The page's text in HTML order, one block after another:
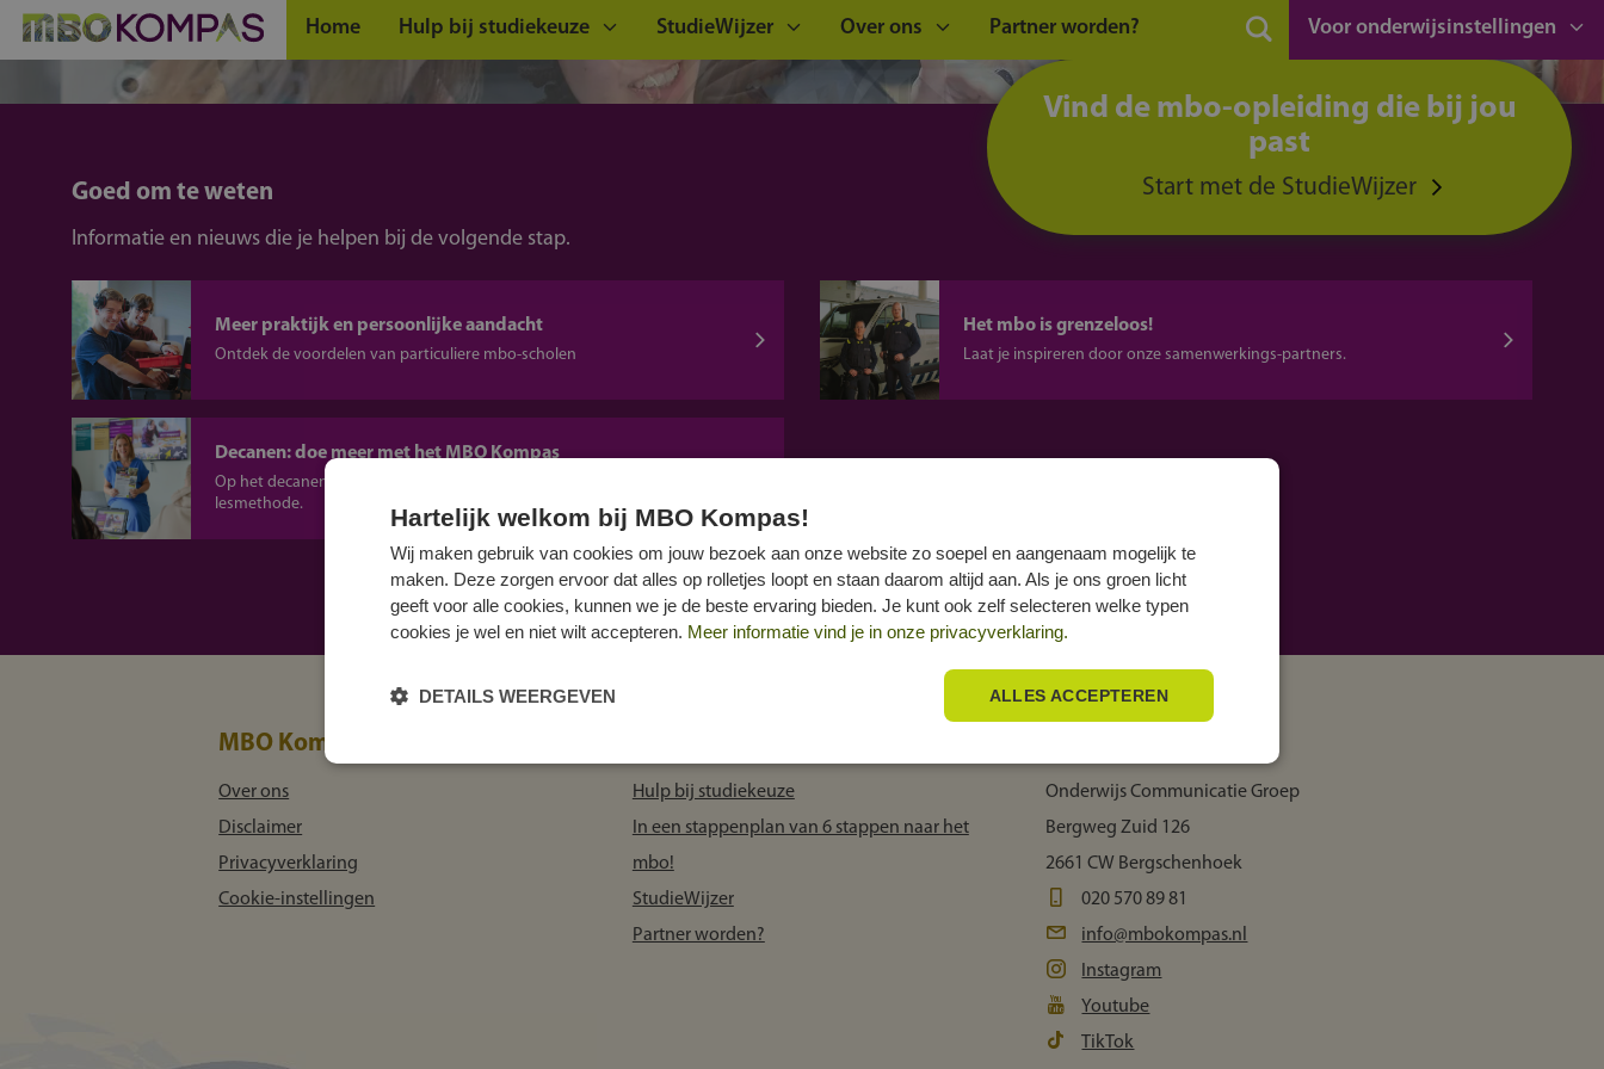
Home Hulp bij studiekeuze StudieWijzer Over ons Voor onderwijsinstellingen
Partner worden?
Vind de mbo-opleiding die bij jou
past
Start met de StudieWijzer
Goed om te weten
Informatie en nieuws die je helpen bij de volgende stap.
Meer praktijk en persoonlijke aandacht
Ontdek de voordelen van particuliere mbo-scholen
Het mbo is grenzeloos!
Laat je inspireren door onze samenwerkings-partners.
Decanen: doe meer met het MBO Kompas
Op het decanenportal vind je nuttige informatie en de digitale
lesmethode.
MBO Kompas
Over ons
Disclaimer
Privacyverklaring
Cookie-instellingen
Hulp bij studiekeuze
In een stappenplan van 6 stappen naar het
mbo!
StudieWijzer
Partner worden?
Onderwijs Communicatie Groep
Bergweg Zuid 126
2661 CW Bergschenhoek
020 570 89 81
info@mbokompas.nl
Instagram
Youtube
TikTok
Hartelijk welkom bij MBO Kompas!
Wij maken gebruik van cookies om jouw bezoek aan onze website zo soepel en aangenaam mogelijk te
maken. Deze zorgen ervoor dat alles op rolletjes loopt en staan daarom altijd aan. Als je ons groen licht
geeft voor alle cookies, kunnen we je de beste ervaring bieden. Je kunt ook zelf selecteren welke typen
cookies je wel en niet wilt accepteren. Meer informatie vind je in onze privacyverklaring.
ALLES ACCEPTEREN
DETAILS WEERGEVEN